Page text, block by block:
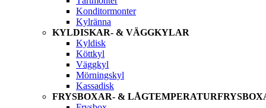
Konditormonter
Kylränna
KYLDISKAR- & VÄGGKYLAR
Kyldisk
Köttkyl
Väggkyl
Mörningskyl
Kassadisk
FRYSBOXAR- &